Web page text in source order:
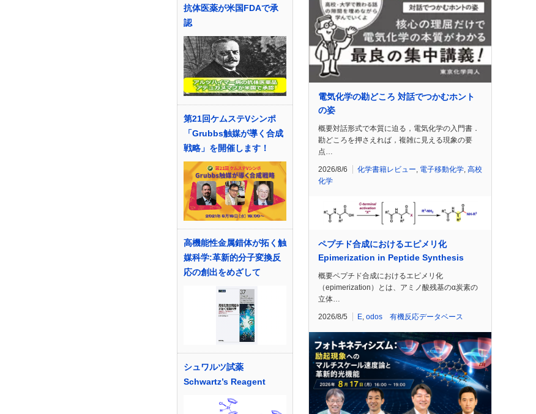
抗体医薬が米国FDAで承
認
第21回ケムステVシンポ
「Grubbs触媒が導く合成
戦略」を開催します！
高機能性金属錯体が拓く触
媒科学:革新的分子変換反
応の創出をめざして
シュワルツ試薬
Schwartz’s Reagent
電気化学の勘どころ 対話でつかむホント
の姿
概要対話形式で本質に迫る，電気化学の入門書．
勘どころを押さえれば，複雑に見える現象の要
点…
2026/8/6 化学書籍レビュー 電子移動化学 高校
化学
ペプチド合成におけるエピメリ化
Epimerization in Peptide Synthesis
概要ペプチド合成におけるエピメリ化
（epimerization）とは、アミノ酸残基のα炭素の
立体…
2026/8/5 E odos 有機反応データベース